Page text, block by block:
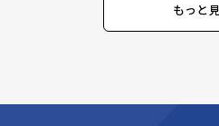
もっと